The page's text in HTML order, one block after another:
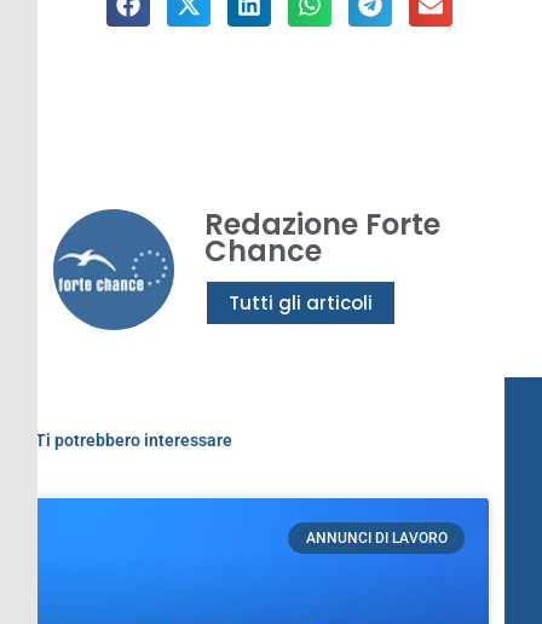
Redazione Forte
Chance
Tutti gli articoli
Ti potrebbero interessare
ANNUNCI DI LAVORO